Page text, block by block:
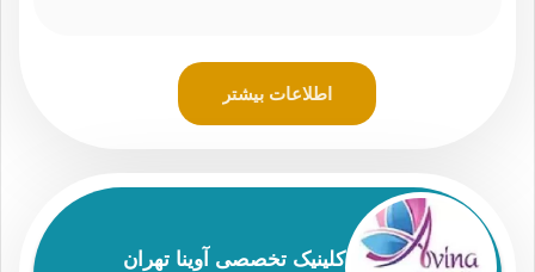
اطلاعات بیشتر
کلینیک تخصصی آوینا تهران